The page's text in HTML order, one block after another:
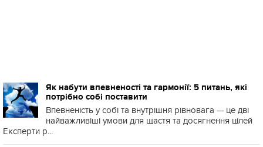
Як набути впевненості та гармонії: 5 питань, які
потрібно собі поставити
Впевненість у собі та внутрішня рівновага — це дві
найважливіші умови для щастя та досягнення цілей
Експерти р...